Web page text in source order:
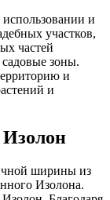
и
участков,
частей
зоны.
и
и
ширины из
Изолона.